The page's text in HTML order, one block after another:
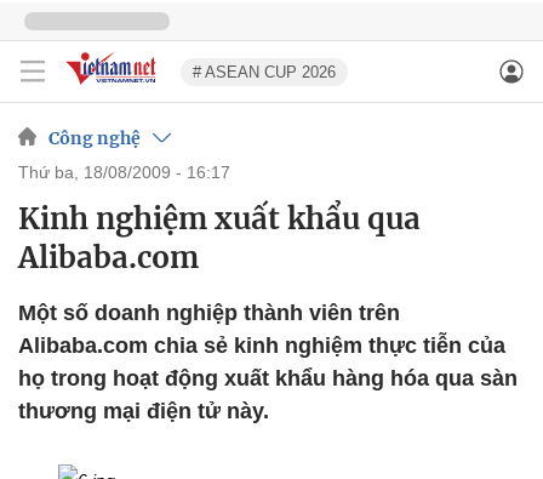
# ASEAN CUP 2026
Công nghệ
thứ ba, 18/08/2009 - 16:17
Kinh nghiệm xuất khẩu qua
Alibaba.com
Một số doanh nghiệp thành viên trên
Alibaba.com chia sẻ kinh nghiệm thực tiễn của
họ trong hoạt động xuất khẩu hàng hóa qua sàn
thương mại điện tử này.